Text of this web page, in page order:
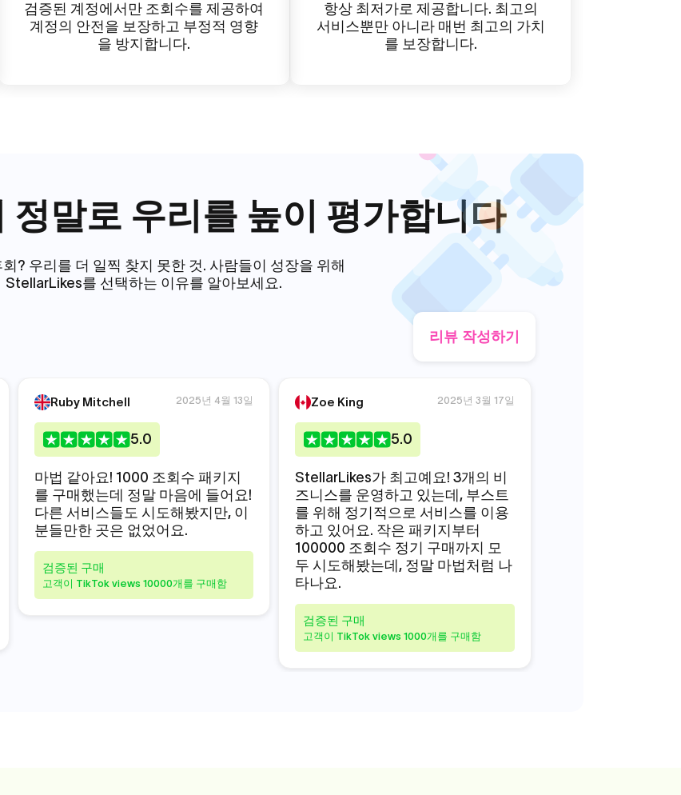
검증된 계정에서만 조회수를 제공하여
계정의 안전을 보장하고 부정적 영향
을 방지합니다.
항상 최저가로 제공합니다. 최고의
서비스뿐만 아니라 매번 최고의 가치
를 보장합니다.
정말로 우리를 높이 평가합니다
? 우리를 더 일찍 찾지 못한 것. 사람들이 성장을 위해
StellarLikes를 선택하는 이유를 알아보세요.
리뷰 작성하기
Ruby Mitchell 2025년 4월 13일
5.0
마법 같아요! 1000 조회수 패키지
를 구매했는데 정말 마음에 들어요!
다른 서비스들도 시도해봤지만, 이
분들만한 곳은 없었어요.
검증된 구매
고객이 TikTok views 10000개를 구매함
Zoe King 2025년 3월 17일
5.0
StellarLikes가 최고예요! 3개의 비
즈니스를 운영하고 있는데, 부스트
를 위해 정기적으로 서비스를 이용
하고 있어요. 작은 패키지부터
100000 조회수 정기 구매까지 모
두 시도해봤는데, 정말 마법처럼 나
타나요.
검증된 구매
고객이 TikTok views 1000개를 구매함